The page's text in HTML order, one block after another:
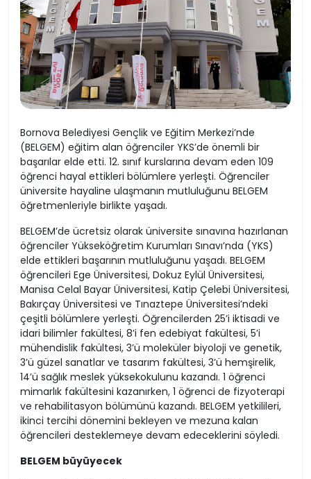
Bornova Belediyesi Gençlik ve Eğitim Merkezi’nde
(BELGEM) eğitim alan öğrenciler YKS’de önemli bir
başarılar elde etti. 12. sınıf kurslarına devam eden 109
öğrenci hayal ettikleri bölümlere yerleşti. Öğrenciler
üniversite hayaline ulaşmanın mutluluğunu BELGEM
öğretmenleriyle birlikte yaşadı.
BELGEM’de ücretsiz olarak üniversite sınavına hazırlanan
öğrenciler Yükseköğretim Kurumları Sınavı’nda (YKS)
elde ettikleri başarının mutluluğunu yaşadı. BELGEM
öğrencileri Ege Üniversitesi, Dokuz Eylül Üniversitesi,
Manisa Celal Bayar Üniversitesi, Katip Çelebi Üniversitesi,
Bakırçay Üniversitesi ve Tınaztepe Üniversitesi’ndeki
çeşitli bölümlere yerleşti. Öğrencilerden 25’i iktisadi ve
idari bilimler fakültesi, 8’i fen edebiyat fakültesi, 5’i
mühendislik fakültesi, 3’ü moleküler biyoloji ve genetik,
3’ü güzel sanatlar ve tasarım fakültesi, 3’ü hemşirelik,
14’ü sağlık meslek yüksekokulunu kazandı. 1 öğrenci
mimarlık fakültesini kazanırken, 1 öğrenci de fizyoterapi
ve rehabilitasyon bölümünü kazandı. BELGEM yetkilileri,
ikinci tercihi dönemini bekleyen ve mezuna kalan
öğrencileri desteklemeye devam edeceklerini söyledi.
BELGEM büyüyecek